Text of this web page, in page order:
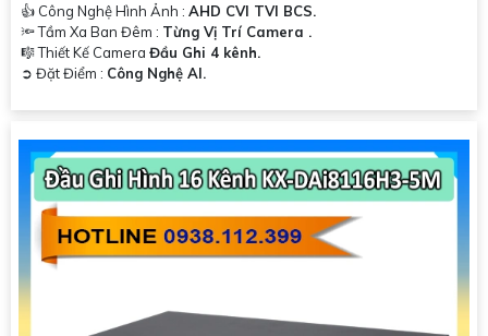
👍 Công Nghệ Hình Ảnh : AHD CVI TVI BCS.
🔦 Tầm Xa Ban Đêm : Từng Vị Trí Camera .
🎼️ Thiết Kế Camera Đầu Ghi 4 kênh.
️➲ Đặt Điểm : Công Nghệ AI.